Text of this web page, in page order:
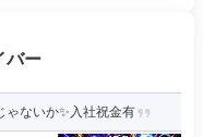
バー
ゃないか✨入社祝金有